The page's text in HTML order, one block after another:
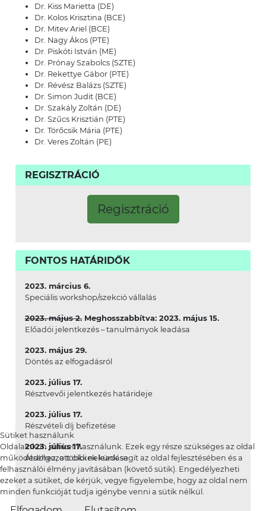
Dr. Kiss Marietta (DE)
Dr. Kolos Krisztina (BCE)
Dr. Mitev Ariel (BCE)
Dr. Nagy Ákos (PTE)
Dr. Piskóti István (ME)
Dr. Prónay Szabolcs (SZTE)
Dr. Rekettye Gábor (PTE)
Dr. Révész Balázs (SZTE)
Dr. Simon Judit (BCE)
Dr. Szakály Zoltán (DE)
Dr. Szűcs Krisztián (PTE)
Dr. Törőcsik Mária (PTE)
Dr. Veres Zoltán (PE)
REGISZTRÁCIÓ
Regisztráció
FONTOS HATÁRIDŐK
2023. március 6.
Speciális workshop/szekció vállalás
2023. május 2.Meghosszabbítva: 2023. május 15.
Előadói jelentkezés – tanulmányok leadása
2023. május 29.
Döntés az elfogadásról
2023. július 17.
Résztvevői jelentkezés határideje
2023. július 17.
Részvételi díj befizetése
2023. július 17.
Átdolgozott cikkek leadása
Sütiket használunk
Oldalainkon sütiket használunk. Ezek egy része szükséges az oldal
működéséhez, a többi nekünk segít az oldal fejlesztésében és a
felhasználói élmény javításában (követő sütik). Engedélyezheti
ezeket a sütiket, de kérjük, vegye figyelembe, hogy az oldal nem
minden funkcióját tudja igénybe venni a sütik nélkül.